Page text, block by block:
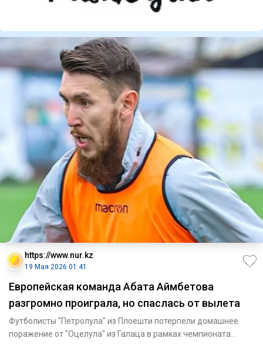
https://www.nur.kz
19 Мая 2026 01:41
Европейская команда Абата Аймбетова
разгромно проиграла, но спаслась от вылета
Футболисты "Петролула" из Плоешти потерпели домашнее
поражение от "Оцелула" из Галаца в рамках чемпионата